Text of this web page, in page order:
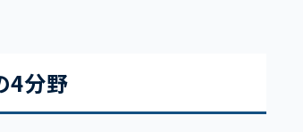
4分野